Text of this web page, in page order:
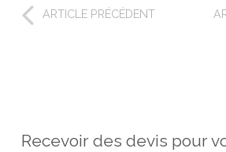
ARTICLE PRÉCÉDENT
Recevoir des devis pour